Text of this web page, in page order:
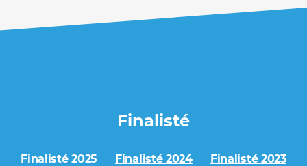
Finalisté
Finalisté 2025 Finalisté 2024 Finalisté 2023